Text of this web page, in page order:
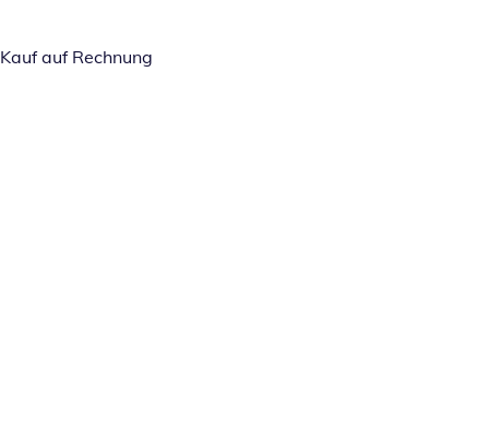
Kauf auf Rechnung